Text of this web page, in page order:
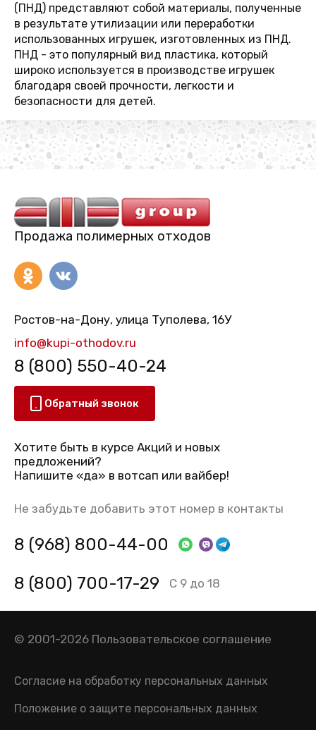
(ПНД) представляют собой материалы, полученные
в результате утилизации или переработки
использованных игрушек, изготовленных из ПНД.
ПНД - это популярный вид пластика, который
широко используется в производстве игрушек
благодаря своей прочности, легкости и
безопасности для детей.
Продажа полимерных отходов
Ростов-на-Дону, улица Туполева, 16У
info@kupi-othodov.ru
8 (800) 550-40-24
Обратный звонок
Хотите быть в курсе Акций и новых
предложений?
Напишите «да» в вотсап или вайбер!
Не забудьте добавить этот номер в контакты
8 (968) 800-44-00
8 (800) 700-17-29
С 9 до 18
© 2001-2026 Пользовательское соглашение
Согласие на обработку персональных данных
Положение о защите персональных данных